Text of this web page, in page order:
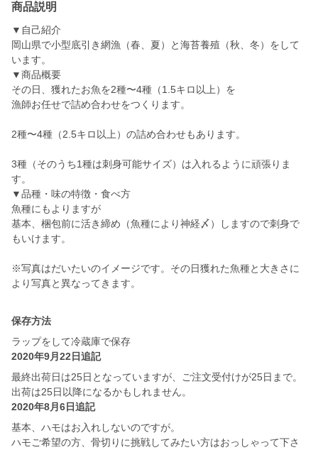
商品説明
▼自己紹介
岡山県で小型底引き網漁（春、夏）と海苔養殖（秋、冬）をして
います。
▼商品概要
その日、獲れたお魚を2種〜4種（1.5キロ以上）を
漁師お任せで詰め合わせをつくります。
2種〜4種（2.5キロ以上）の詰め合わせもあります。
3種（そのうち1種は刺身可能サイズ）は入れるように頑張りま
す。
▼品種・味の特徴・食べ方
魚種にもよりますが
基本、梱包前に活き締め（魚種により神経〆）しますので刺身で
もいけます。
※写真はだいたいのイメージです。その日獲れた魚種と大きさに
より写真と異なってきます。
保存方法
ラップをして冷蔵庫で保存
2020年9月22日追記
最終出荷日は25日となっていますが、ご注文受付けが25日まで。
出荷は25日以降になるかもしれません。
2020年8月6日追記
基本、ハモはお入れしないのですが。
ハモご希望の方、骨切りに挑戦してみたい方はおっしゃって下さ